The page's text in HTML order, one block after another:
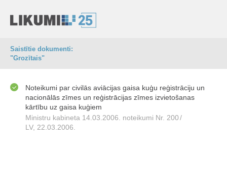
Saistītie dokumenti:
"Grozītais"
Noteikumi par civilās aviācijas gaisa kuģu reģistrāciju un
nacionālās zīmes un reģistrācijas zīmes izvietošanas
kārtību uz gaisa kuģiem
Ministru kabineta 14.03.2006. noteikumi Nr. 200/
LV, 22.03.2006.